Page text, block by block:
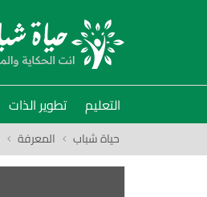
التعليم تطوير الذات
حياة شباب المعرفة